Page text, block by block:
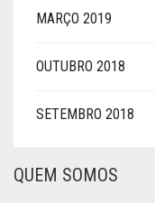
MARÇO 2019
OUTUBRO 2018
SETEMBRO 2018
QUEM SOMOS